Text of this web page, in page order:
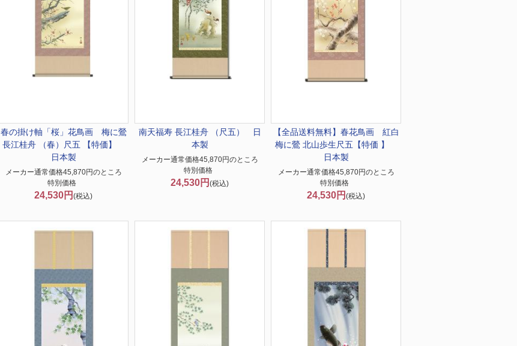
春の掛け軸「桜」 花鳥画 梅に鶯
長江桂舟 （春）尺五 【特価】
日本製
メーカー通常価格45,870円のところ
特別価格
24,530円 (税込)
南天福寿 長江桂舟 （尺五） 日
本製
メーカー通常価格45,870円のところ
特別価格
24,530円 (税込)
【全品送料無料】春花鳥画 紅白
梅に鶯 北山歩生尺五【特価 】
日本製
メーカー通常価格45,870円のところ
特別価格
24,530円 (税込)